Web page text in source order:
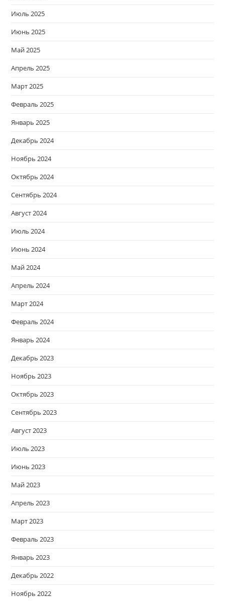
Июль 2025
Июнь 2025
Май 2025
Апрель 2025
Март 2025
Февраль 2025
Январь 2025
Декабрь 2024
Ноябрь 2024
Октябрь 2024
Сентябрь 2024
Август 2024
Июль 2024
Июнь 2024
Май 2024
Апрель 2024
Март 2024
Февраль 2024
Январь 2024
Декабрь 2023
Ноябрь 2023
Октябрь 2023
Сентябрь 2023
Август 2023
Июль 2023
Июнь 2023
Май 2023
Апрель 2023
Март 2023
Февраль 2023
Январь 2023
Декабрь 2022
Ноябрь 2022